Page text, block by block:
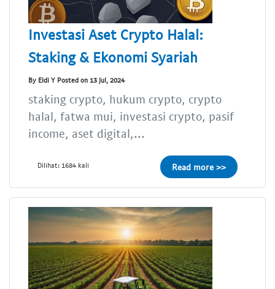
Investasi Aset Crypto Halal:
Staking & Ekonomi Syariah
By Eldi Y Posted on 13 Jul, 2024
staking crypto, hukum crypto, crypto
halal, fatwa mui, investasi crypto, pasif
income, aset digital,...
Dilihat: 1684 kali Read more >>